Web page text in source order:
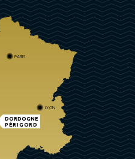
DORDOGNE
PÉRIGORD
PARIS
LYON